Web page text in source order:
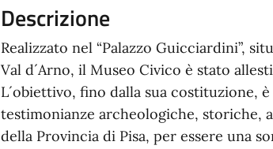
Descrizione
Realizzato nel “Palazzo Guicciardini”,
Val d´Arno, il Museo Civico è stato
L´obiettivo, fino dalla sua costituzione,
testimonianze archeologiche, storiche,
della Provincia di Pisa, per essere una